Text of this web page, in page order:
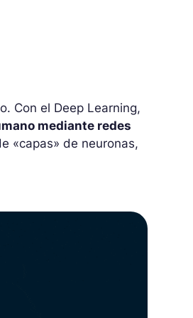
Con el Deep Learning,
mediante redes
«capas» de neuronas,